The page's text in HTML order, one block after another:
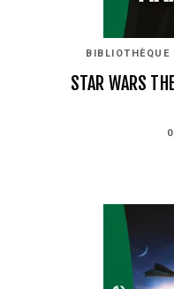
STAR WARS